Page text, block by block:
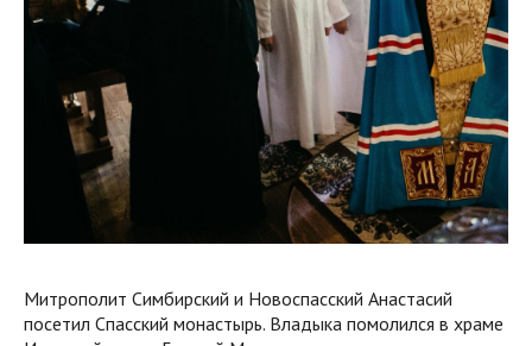
Митрополит Симбирский и Новоспасский Анастасий
посетил Спасский монастырь. Владыка помолился в храме